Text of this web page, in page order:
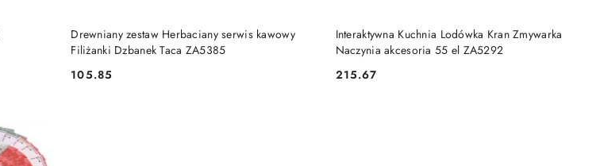
Drewniany zestaw Herbaciany serwis kawowy
Filiżanki Dzbanek Taca ZA5385
Cena:
105.85
DO KOSZYKA
Interaktywna Kuchnia Lodówka Kran Zmywarka
Naczynia akcesoria 55 el ZA5292
Cena:
215.67
DO KOSZYKA